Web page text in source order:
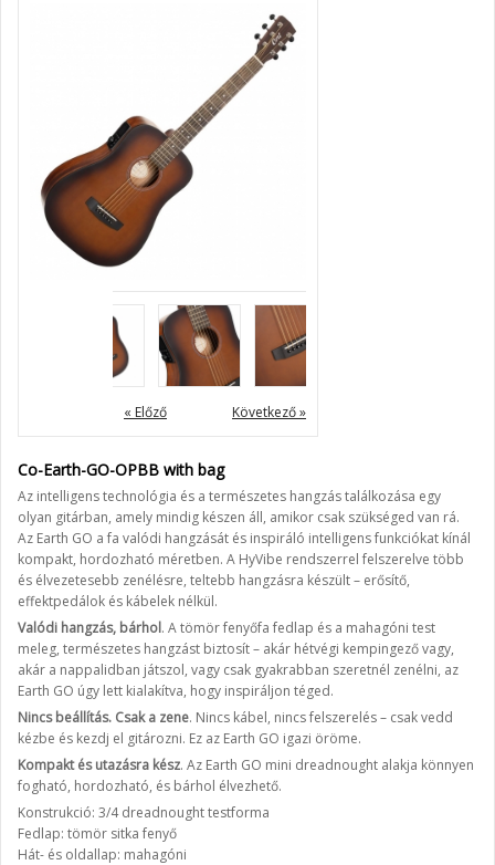
« Előző Következő »
Co-Earth-GO-OPBB with bag
Az intelligens technológia és a természetes hangzás találkozása egy
olyan gitárban, amely mindig készen áll, amikor csak szükséged van rá.
Az Earth GO a fa valódi hangzását és inspiráló intelligens funkciókat kínál
kompakt, hordozható méretben. A HyVibe rendszerrel felszerelve több
és élvezetesebb zenélésre, teltebb hangzásra készült – erősítő,
effektpedálok és kábelek nélkül.
Valódi hangzás, bárhol. A tömör fenyőfa fedlap és a mahagóni test
meleg, természetes hangzást biztosít – akár hétvégi kempingező vagy,
akár a nappalidban játszol, vagy csak gyakrabban szeretnél zenélni, az
Earth GO úgy lett kialakítva, hogy inspiráljon téged.
Nincs beállítás. Csak a zene. Nincs kábel, nincs felszerelés – csak vedd
kézbe és kezdj el gitározni. Ez az Earth GO igazi öröme.
Kompakt és utazásra kész. Az Earth GO mini dreadnought alakja könnyen
fogható, hordozható, és bárhol élvezhető.
Konstrukció: 3/4 dreadnought testforma
Fedlap: tömör sitka fenyő
Hát- és oldallap: mahagóni